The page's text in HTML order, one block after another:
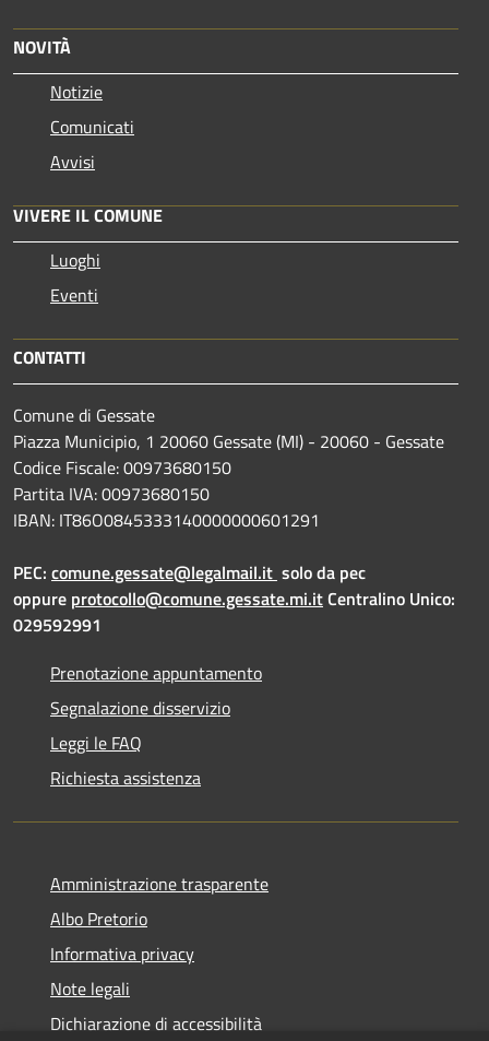
NOVITÀ
Notizie
Comunicati
Avvisi
VIVERE IL COMUNE
Luoghi
Eventi
CONTATTI
Comune di Gessate
Piazza Municipio, 1 20060 Gessate (MI) - 20060 - Gessate
Codice Fiscale: 00973680150
Partita IVA: 00973680150
IBAN: IT86O0845333140000000601291
PEC: comune.gessate@legalmail.it solo da pec
oppure protocollo@comune.gessate.mi.itCentralino Unico:
029592991
Prenotazione appuntamento
Segnalazione disservizio
Leggi le FAQ
Richiesta assistenza
Amministrazione trasparente
Albo Pretorio
Informativa privacy
Note legali
Dichiarazione di accessibilità